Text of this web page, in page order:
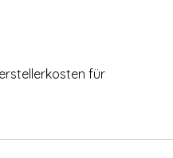
für